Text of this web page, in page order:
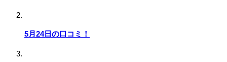
5月24日の口コミ！